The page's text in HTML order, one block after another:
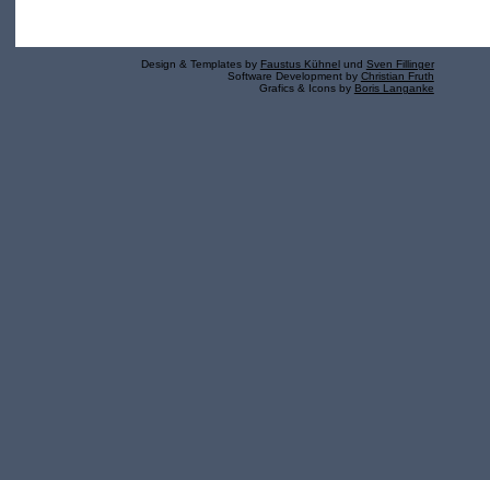
Design & Templates by Faustus Kühnel und Sven Fillinger
Software Development by Christian Fruth
Grafics & Icons by Boris Langanke